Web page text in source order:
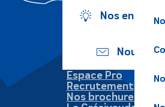
Nos
Nous
Espace Pro
Recrutement
Nos brochures